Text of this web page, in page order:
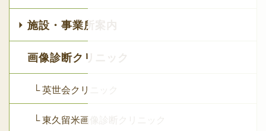
施設・事業所案内
画像診断クリニック
└ 英世会クリニック
└ 東久留米画像診断クリニック